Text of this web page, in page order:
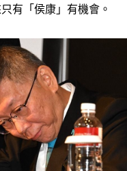
有「侯康」有機會。